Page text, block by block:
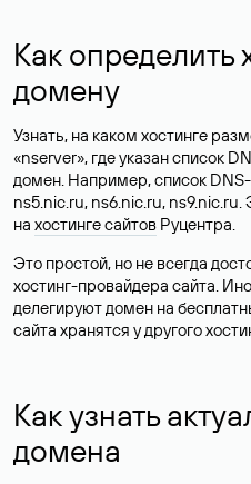
Как определить
домену
Узнать, на каком хостинге
«nserver», где указан список
домен. Например, список
ns5.nic.ru, ns6.nic.ru,
на хостинге сайтов Руцентра.
Это простой, но не всегда
хостинг-провайдера сайта.
делегируют домен на
сайта хранятся у другого
Как узнать
домена